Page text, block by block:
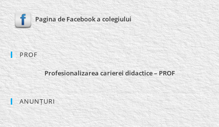
Pagina de Facebook a colegiului
PROF
Profesionalizarea carierei didactice – PROF
ANUNȚURI